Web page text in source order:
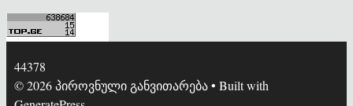
44378
© 2026 პიროვნული განვითარება• Built with